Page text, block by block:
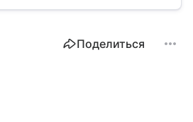
Поделиться